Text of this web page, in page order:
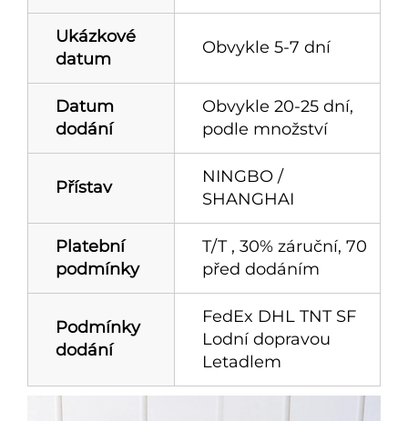
Ukázkové
datum
Obvykle 5-7 dní
Datum
dodání
Obvykle 20-25 dní,
podle množství
Přístav
NINGBO /
SHANGHAI
Platební
podmínky
T/T , 30% záruční, 70
před dodáním
Podmínky
dodání
FedEx DHL TNT SF
Lodní dopravou
Letadlem